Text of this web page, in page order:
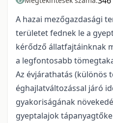
A hazai mezőgazdasági
területet fednek le a
kérődző állatfajtáinknak
a legfontosabb
Az évjárathatás (különös
éghajlatváltozással járó
gyakoriságának
gyeptalajok